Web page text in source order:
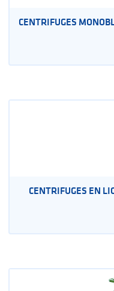
CENTRIFUGES
CENTRIFUGES EN